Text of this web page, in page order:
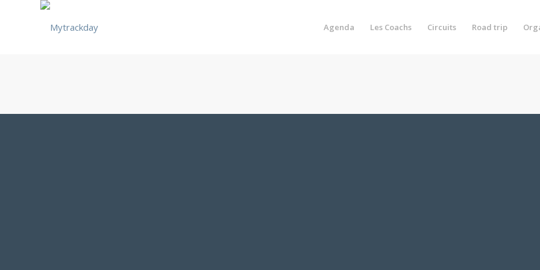
Agenda Les Coachs Circuits Road trip